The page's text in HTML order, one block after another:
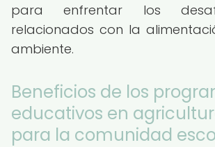
para enfrentar los
relacionados con la
ambiente.
Beneficios de los
educativos en
para la comunidad